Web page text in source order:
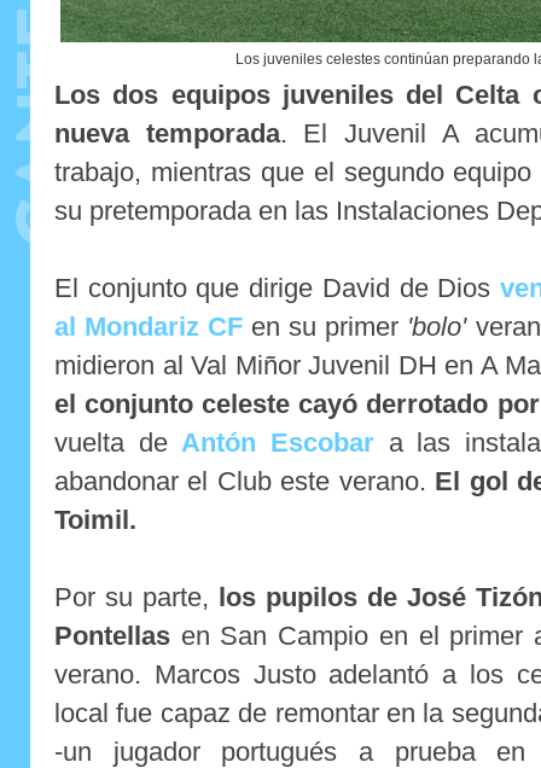
Los juveniles celestes continúan preparando
Los dos equipos juveniles del Celta
nueva temporada. El Juvenil A
trabajo, mientras que el segundo
su pretemporada en las Instalaciones
El conjunto que dirige David de Dios
al Mondariz CF en su primer 'bolo'
midieron al Val Miñor Juvenil DH en A
el conjunto celeste cayó derrotado
vuelta de Antón Escobar a las
abandonar el Club este verano. El gol
Toimil.
Por su parte,
los pupilos de José
Pontellas en San Campio en el primer
verano. Marcos Justo adelantó a los
local fue capaz de remontar en la
-un jugador portugués a prueba